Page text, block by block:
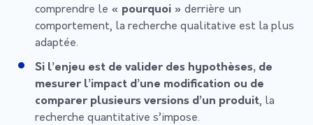
comprendre le « pourquoi » derrière un
comportement, la recherche qualitative est la plus
adaptée.
Si l’enjeu est de valider des hypothèses, de
mesurer l’impact d’une modification ou de
comparer plusieurs versions d’un produit, la
recherche quantitative s’impose.